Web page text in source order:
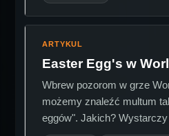
ARTYKUL
Easter Egg's w
Wbrew pozorom w grze
możemy znaleźć multum
eggów". Jakich?